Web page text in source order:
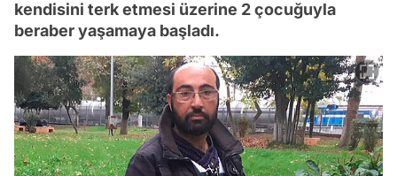
kendisini terk etmesi üzerine 2 çocuğuyla
beraber yaşamaya başladı.